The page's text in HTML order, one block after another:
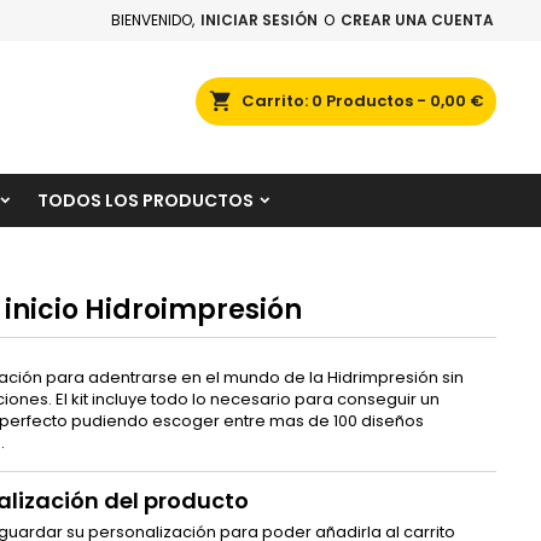
BIENVENIDO, INICIAR SESIÓN O CREAR UNA CUENTA
Carrito 0 Productos - 0,00 €
TODOS LOS PRODUCTOS
inicio Hidroimpresión
para adentrarse en el mundo de la Hidrimpresión sin
El kit incluye todo lo necesario para conseguir un
pudiendo escoger entre mas de 100 diseños
del producto
su personalización para poder añadirla al carrito